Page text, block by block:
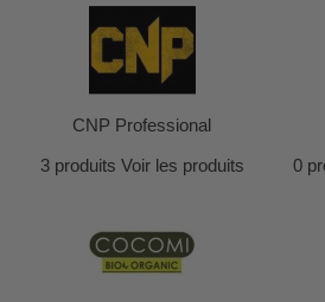
CNP Professional
3 produits Voir les produits
0